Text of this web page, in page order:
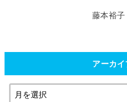
藤本裕子
アーカイ